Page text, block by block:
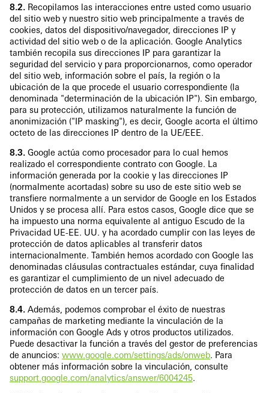
8.2. Recopilamos las interacciones entre usted como usuario
del sitio web y nuestro sitio web principalmente a través de
cookies, datos del dispositivo/navegador, direcciones IP y
actividad del sitio web o de la aplicación. Google Analytics
también recopila sus direcciones IP para garantizar la
seguridad del servicio y para proporcionarnos, como operador
del sitio web, información sobre el país, la región o la
ubicación de la que procede el usuario correspondiente (la
denominada "determinación de la ubicación IP"). Sin embargo,
para su protección, utilizamos naturalmente la función de
anonimización ("IP masking"), es decir, Google acorta el último
octeto de las direcciones IP dentro de la UE/EEE.
8.3. Google actúa como procesador para lo cual hemos
realizado el correspondiente contrato con Google. La
información generada por la cookie y las direcciones IP
(normalmente acortadas) sobre su uso de este sitio web se
transfiere normalmente a un servidor de Google en los Estados
Unidos y se procesa allí. Para estos casos, Google dice que se
ha impuesto una norma equivalente al antiguo Escudo de la
Privacidad UE-EE. UU. y ha acordado cumplir con las leyes de
protección de datos aplicables al transferir datos
internacionalmente. También hemos acordado con Google las
denominadas cláusulas contractuales estándar, cuya finalidad
es garantizar el cumplimiento de un nivel adecuado de
protección de datos en un tercer país.
8.4. Además, podemos comprobar el éxito de nuestras
campañas de marketing mediante la vinculación de la
información con Google Ads y otros productos utilizados.
Puede desactivar la función a través del gestor de preferencias
de anuncios: www.google.com/settings/ads/onweb. Para
obtener más información sobre la vinculación, consulte
support.google.com/analytics/answer/6004245.